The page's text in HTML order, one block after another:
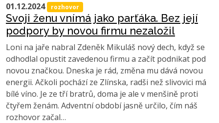
01.12.2024 rozhovor
Svoji ženu vnímá jako parťáka. Bez její
podpory by novou firmu nezaložil
Loni na jaře nabral Zdeněk Mikuláš nový dech, když se
odhodlal opustit zavedenou firmu a začít podnikat pod
novou značkou. Dneska je rád, změna mu dává novou
energii. Ačkoli pochází ze Zlínska, radši než slivovici má
bílé víno. Je ze tří bratrů, doma je ale v menšině proti
čtyřem ženám. Adventní období jasně určilo, čím náš
rozhovor začal…